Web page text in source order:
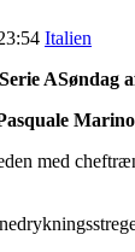
Italien
Søndag
Marino
med